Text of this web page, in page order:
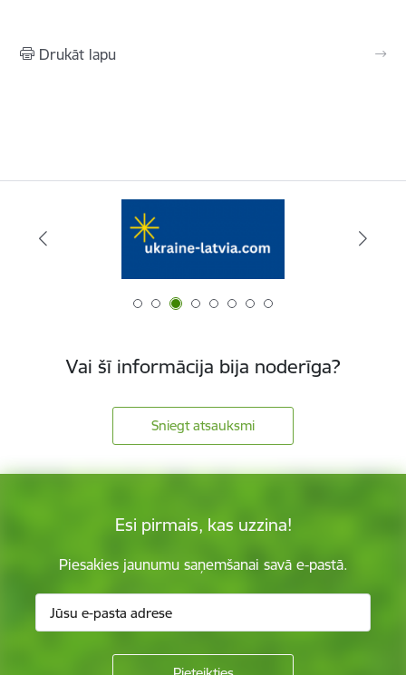
Drukāt lapu
Vai šī informācija bija noderīga?
Sniegt atsauksmi
Esi pirmais, kas uzzina!
Piesakies jaunumu saņemšanai savā e-pastā.